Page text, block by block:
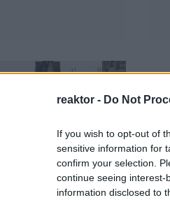
reaktor - Do Not
If you wish to opt-out of
sensitive information for
confirm your selection.
continue seeing
information disclosed to